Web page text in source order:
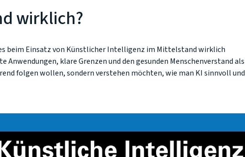
wirklich?
beim Einsatz von Künstlicher Intelligenz im Mittelstand wirklich
klare Grenzen und den gesunden Menschenverstand als
folgen wollen, sondern verstehen möchten, wie man KI sinnvoll und